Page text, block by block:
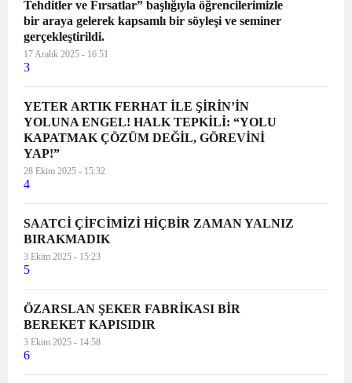
Tehditler ve Fırsatlar” başlığıyla öğrencilerimizle
bir araya gelerek kapsamlı bir söyleşi ve seminer
gerçekleştirildi.
17 Aralık 2025 - 16:51
3
YETER ARTIK FERHAT İLE ŞİRİN’İN
YOLUNA ENGEL! HALK TEPKİLİ: “YOLU
KAPATMAK ÇÖZÜM DEĞİL, GÖREVİNİ
YAP!”
28 Ekim 2025 - 15:32
4
SAATCİ ÇİFCİMİZİ HİÇBİR ZAMAN YALNIZ
BIRAKMADIK
3 Ekim 2025 - 15:23
5
ÖZARSLAN ŞEKER FABRİKASI BİR
BEREKET KAPISIDIR
3 Ekim 2025 - 14:58
6